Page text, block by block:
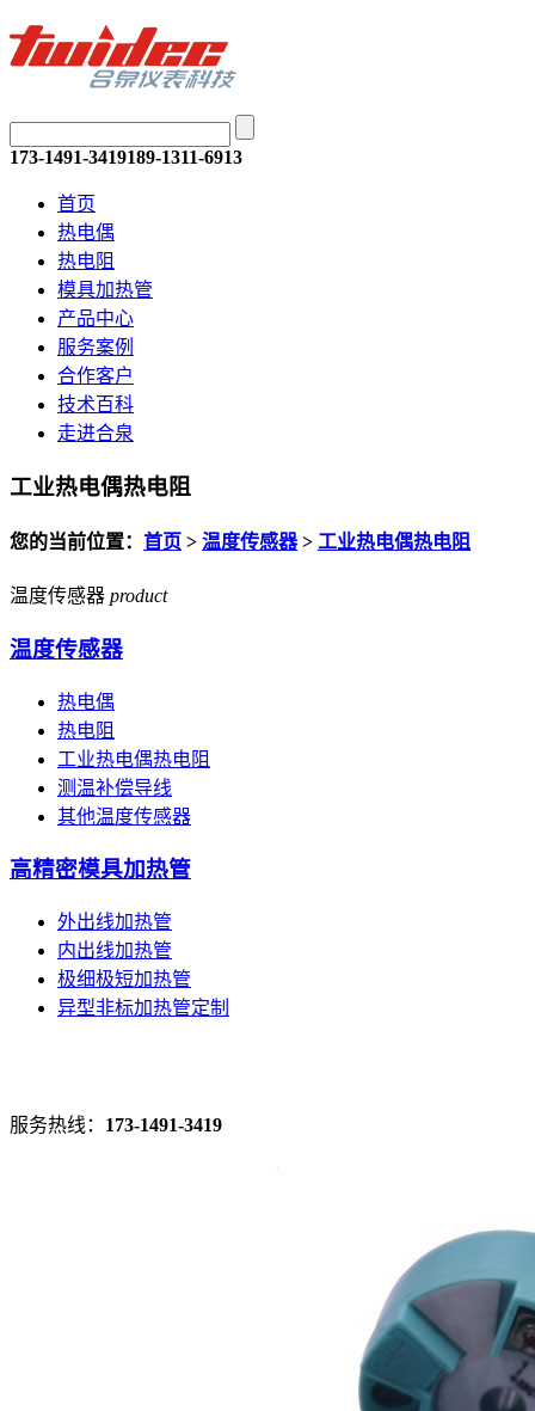
173-1491-3419189-1311-6913
首页
热电偶
热电阻
模具加热管
产品中心
服务案例
合作客户
技术百科
走进合泉
工业热电偶热电阻
您的当前位置： 首页 > 温度传感器> 工业热电偶热电阻
温度传感器 product
温度传感器
热电偶
热电阻
工业热电偶热电阻
测温补偿导线
其他温度传感器
高精密模具加热管
外出线加热管
内出线加热管
极细极短加热管
异型非标加热管定制
服务热线： 173-1491-3419